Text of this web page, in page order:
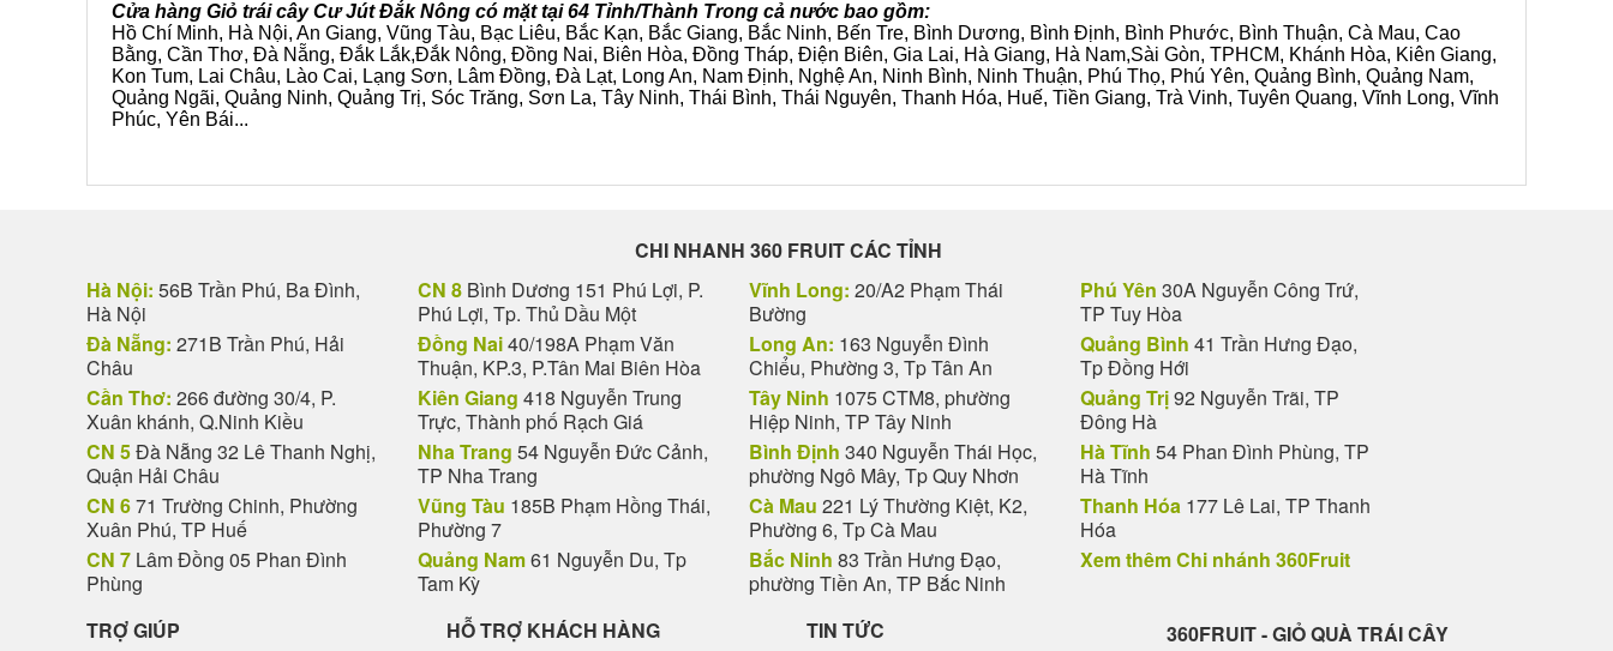
Cửa hàng Giỏ trái cây Cư Jút Đắk Nông có mặt tại 64 Tỉnh/Thành Trong cả nước bao gồm:
Hồ Chí Minh, Hà Nội, An Giang, Vũng Tàu, Bạc Liêu, Bắc Kạn, Bắc Giang, Bắc Ninh, Bến Tre, Bình Dương, Bình Định, Bình Phước, Bình Thuận, Cà Mau, Cao
Bằng, Cần Thơ, Đà Nẵng, Đắk Lắk,Đắk Nông, Đồng Nai, Biên Hòa, Đồng Tháp, Điện Biên, Gia Lai, Hà Giang, Hà Nam,Sài Gòn, TPHCM, Khánh Hòa, Kiên Giang,
Kon Tum, Lai Châu, Lào Cai, Lạng Sơn, Lâm Đồng, Đà Lạt, Long An, Nam Định, Nghệ An, Ninh Bình, Ninh Thuận, Phú Thọ, Phú Yên, Quảng Bình, Quảng Nam,
Quảng Ngãi, Quảng Ninh, Quảng Trị, Sóc Trăng, Sơn La, Tây Ninh, Thái Bình, Thái Nguyên, Thanh Hóa, Huế, Tiền Giang, Trà Vinh, Tuyên Quang, Vĩnh Long, Vĩnh
Phúc, Yên Bái...
CHI NHANH 360 FRUIT CÁC TỈNH
Hà Nội: 56B Trần Phú, Ba Đình,
Hà Nội
Đà Nẵng: 271B Trần Phú, Hải
Châu
Cần Thơ: 266 đường 30/4, P.
Xuân khánh, Q.Ninh Kiều
CN 5Đà Nẵng 32 Lê Thanh Nghị,
Quận Hải Châu
CN 671 Trường Chinh, Phường
Xuân Phú, TP Huế
CN 7 Lâm Đồng 05 Phan Đình
Phùng
CN 8 Bình Dương 151 Phú Lợi, P.
Phú Lợi, Tp. Thủ Dầu Một
Đồng Nai40/198A Phạm Văn
Thuận, KP.3, P.Tân Mai Biên Hòa
Kiên Giang 418 Nguyễn Trung
Trực, Thành phố Rạch Giá
Nha Trang 54 Nguyễn Đức Cảnh,
TP Nha Trang
Vũng Tàu 185B Phạm Hồng Thái,
Phường 7
Quảng Nam61 Nguyễn Du, Tp
Tam Kỳ
Vĩnh Long: 20/A2 Phạm Thái
Bường
Long An: 163 Nguyễn Đình
Chiểu, Phường 3, Tp Tân An
Tây Ninh 1075 CTM8, phường
Hiệp Ninh, TP Tây Ninh
Bình Định 340 Nguyễn Thái Học,
phường Ngô Mây, Tp Quy Nhơn
Cà Mau 221 Lý Thường Kiệt, K2,
Phường 6, Tp Cà Mau
Bắc Ninh 83 Trần Hưng Đạo,
phường Tiền An, TP Bắc Ninh
Phú Yên 30A Nguyễn Công Trứ,
TP Tuy Hòa
Quảng Bình 41 Trần Hưng Đạo,
Tp Đồng Hới
Quảng Trị92 Nguyễn Trãi, TP
Đông Hà
Hà Tĩnh 54 Phan Đình Phùng, TP
Hà Tĩnh
Thanh Hóa 177 Lê Lai, TP Thanh
Hóa
Xem thêm Chi nhánh 360Fruit
TRỢ GIÚP HỖ TRỢ KHÁCH HÀNG TIN TỨC 360FRUIT - GIỎ QUÀ TRÁI CÂY